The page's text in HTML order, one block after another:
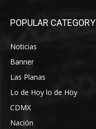
POPULAR CATEGORY
Noticias
Banner
Las Planas
Lo de Hoy lo de Hoy
CDMX
Nación